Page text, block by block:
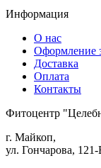
Информация
О нас
Оформление
Доставка
Оплата
Контакты
Фитоцентр
г. Майкоп,
ул. Гончарова,